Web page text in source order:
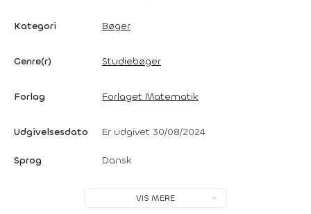
Kategori Bøger
Genre(r) Studiebøger
Forlag Forlaget Matematik
Udgivelsesdato Er udgivet 30/08/2024
Sprog Dansk
VIS MERE